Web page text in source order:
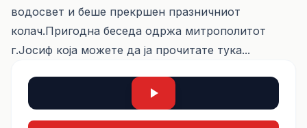
водосвет и беше прекршен празничниот
колач.Пригодна беседа одржа митрополитот
г.Јосиф која можете да ја прочитате тука...